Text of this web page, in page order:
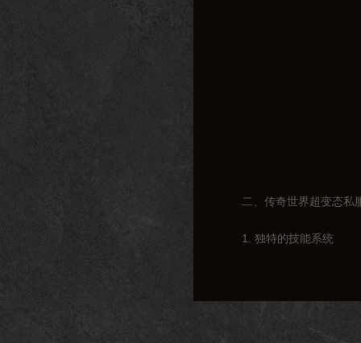
二、传奇世界超变态私
1. 独特的技能系统